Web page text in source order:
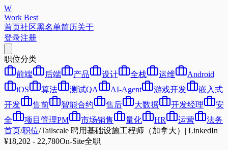
W
Work Best
首页社区黑名单简历关于
登录注册
职位分类
前端
后端 产品 设计 全栈 运维
Android
iOS
算法 测试QA AI-Agent 游戏开发
嵌入式
开发
售前 智能合约 售后 大数据 开发经理
安
全
项目管理PM 市场销售 量化 HR 运营
法务
首页/职位/Tailscale 聘用基础设施工程师（加拿大）| LinkedIn
¥18,202 - 22,780On-Site全职